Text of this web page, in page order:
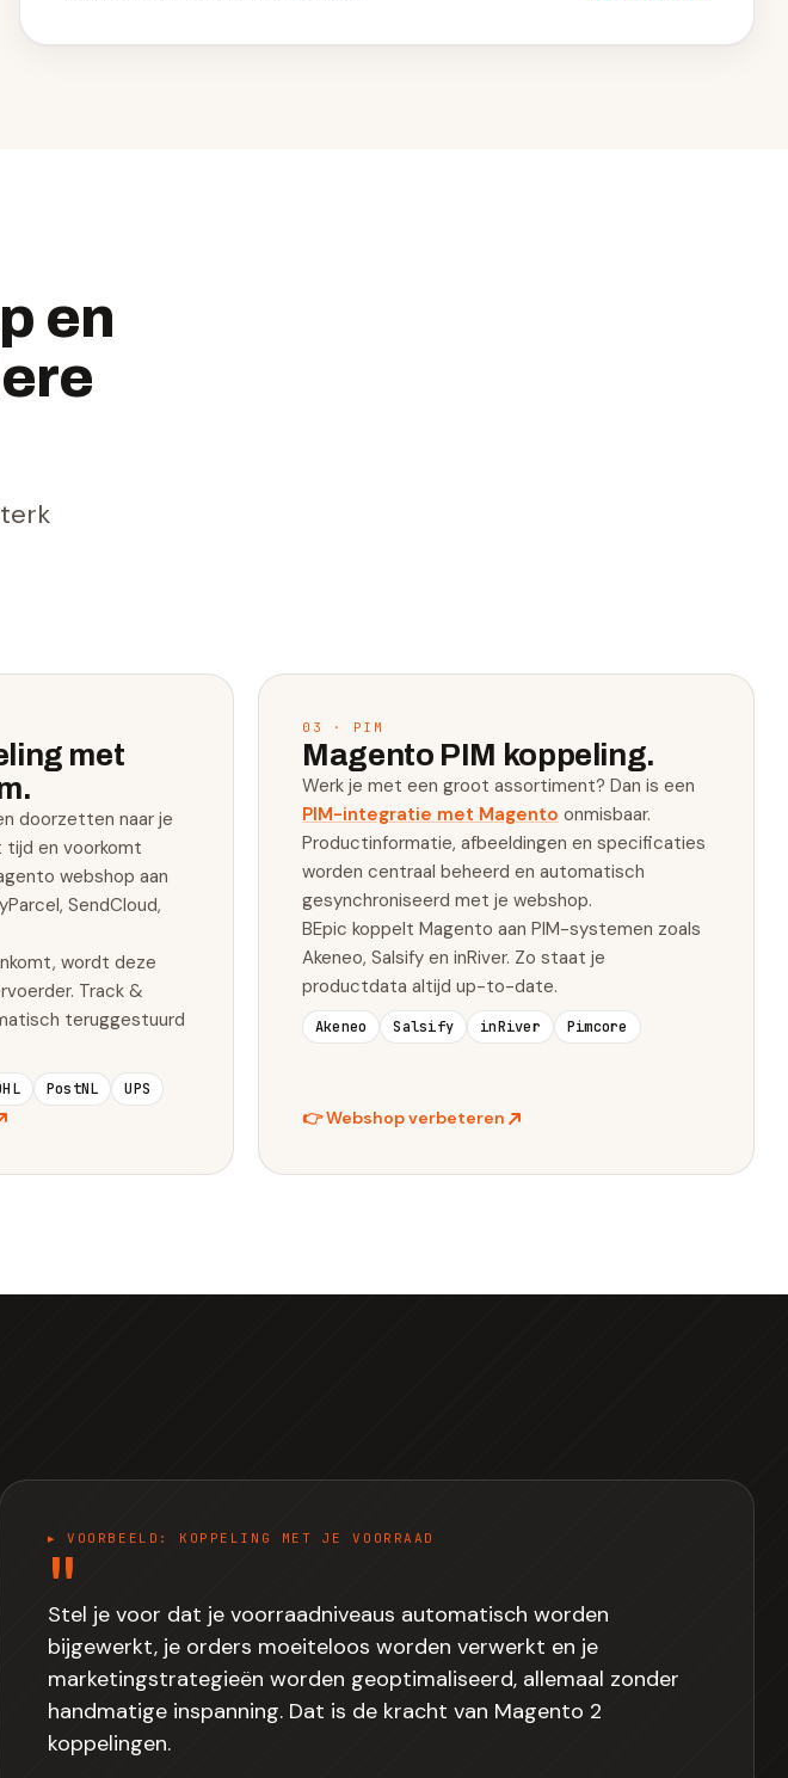
en
met
doorzetten naar je
en voorkomt
webshop aan
SendCloud,
wordt deze
Track &
teruggestuurd
PostNL UPS
03 · PIM
Magento PIM koppeling.
Werk je met een groot assortiment? Dan is een
PIM-integratie met Magento onmisbaar.
Productinformatie, afbeeldingen en specificaties
worden centraal beheerd en automatisch
gesynchroniseerd met je webshop.
BEpic koppelt Magento aan PIM-systemen zoals
Akeneo, Salsify en inRiver. Zo staat je
productdata altijd up-to-date.
Akeneo Salsify inRiver Pimcore
👉Webshop verbeteren
▸ VOORBEELD: KOPPELING MET JE VOORRAAD
"
Stel je voor dat je voorraadniveaus automatisch worden
bijgewerkt, je orders moeiteloos worden verwerkt en je
marketingstrategieën worden geoptimaliseerd, allemaal zonder
handmatige inspanning. Dat is de kracht van Magento 2
koppelingen.